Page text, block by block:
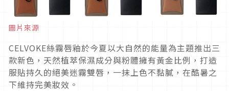
圖片來源
CELVOKE絲霧唇釉於今夏以大自然的能量為主題推出三
款新色，天然植萃保濕成分與粉體擁有黃金比例，打造
服貼持久的絕美迷霧雙唇，一抹上色不黏膩，在酷暑之
下維持完美妝效。